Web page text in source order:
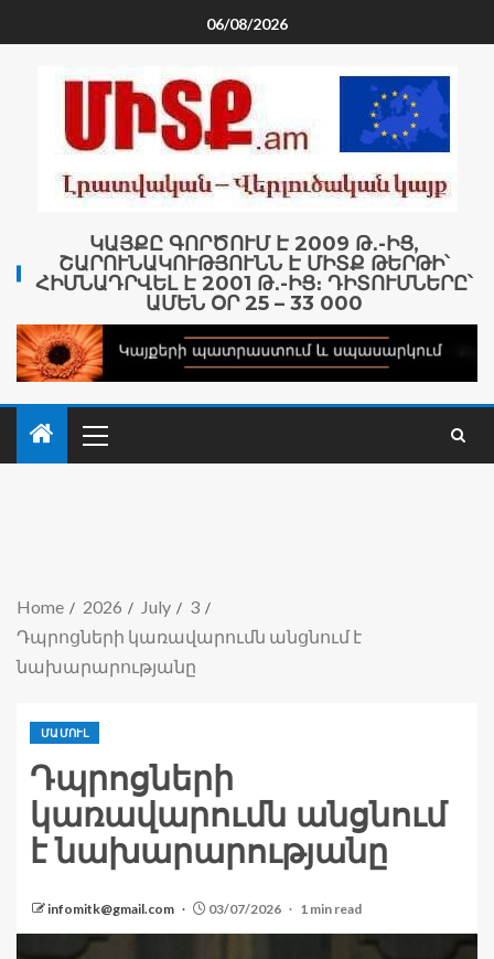
06/08/2026
ԿԱՅՔԸ ԳՈՐԾՈՒՄ Է 2009 Թ․-ԻՑ,
ՇԱՐՈՒՆԱԿՈՒԹՅՈՒՆՆ Է ՄԻՏՔ ԹԵՐԹԻ՝
ՀԻՄՆԱԴՐՎԵԼ Է 2001 Թ․-ԻՑ։ ԴԻՏՈՒՄՆԵՐԸ՝
ԱՄԵՆ ՕՐ 25 – 33 000
Home 2026 July
3
Դպրոցների կառավարումն անցնում է
նախարարությանը
ՄԱՄՈՒԼ
Դպրոցների
կառավարումն անցնում
է նախարարությանը
infomitk@gmail.com 03/07/2026 1 min read